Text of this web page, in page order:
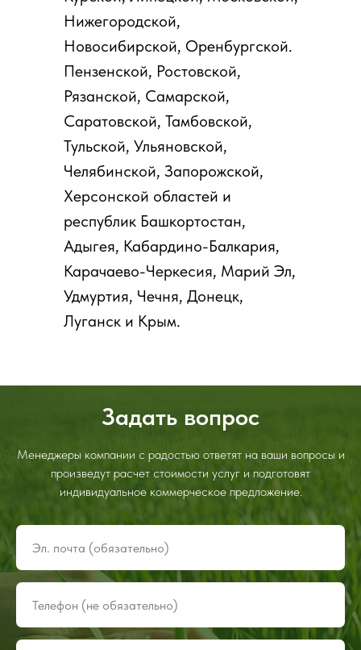
Нижегородской,
Новосибирской, Оренбургской.
Пензенской, Ростовской,
Рязанской, Самарской,
Саратовской, Тамбовской,
Тульской, Ульяновской,
Челябинской, Запорожской,
Херсонской областей и
республик Башкортостан,
Адыгея, Кабардино-Балкария,
Карачаево-Черкесия, Марий Эл,
Удмуртия, Чечня, Донецк,
Луганск и Крым.
Задать вопрос
Менеджеры компании с радостью ответят на ваши вопросы и
произведут расчет стоимости услуг и подготовят
индивидуальное коммерческое предложение.